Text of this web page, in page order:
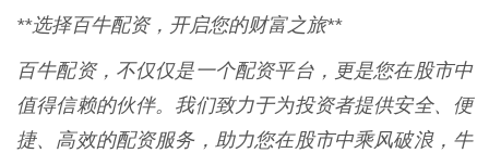
**选择百牛配资，开启您的财富之旅**
百牛配资，不仅仅是一个配资平台，更是您在股市中
值得信赖的伙伴。我们致力于为投资者提供安全、便
捷、高效的配资服务，助力您在股市中乘风破浪，牛